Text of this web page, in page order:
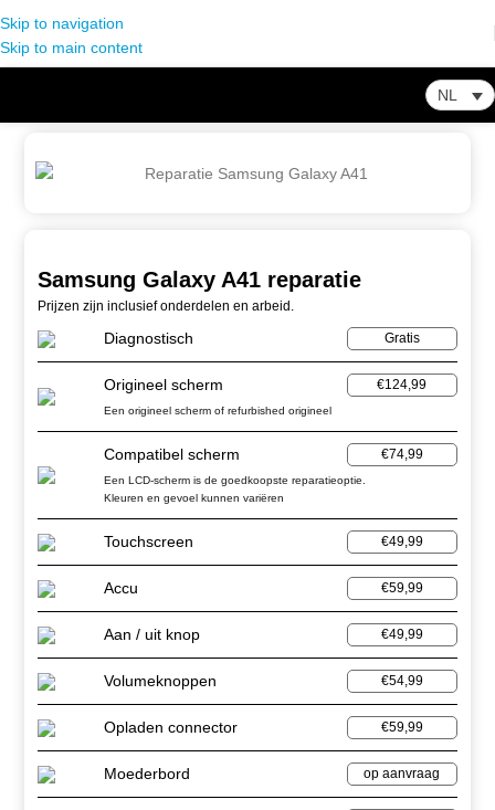
Skip to navigation
Skip to main content
NL
Samsung Galaxy A41 reparatie
Prijzen zijn inclusief onderdelen en arbeid.
Diagnostisch Gratis
Origineel scherm €124,99
Een origineel scherm of refurbished origineel
Compatibel scherm €74,99
Een LCD-scherm is de goedkoopste reparatieoptie.
Kleuren en gevoel kunnen variëren
Touchscreen €49,99
Accu €59,99
Aan / uit knop €49,99
Volumeknoppen €54,99
Opladen connector €59,99
Moederbord op aanvraag